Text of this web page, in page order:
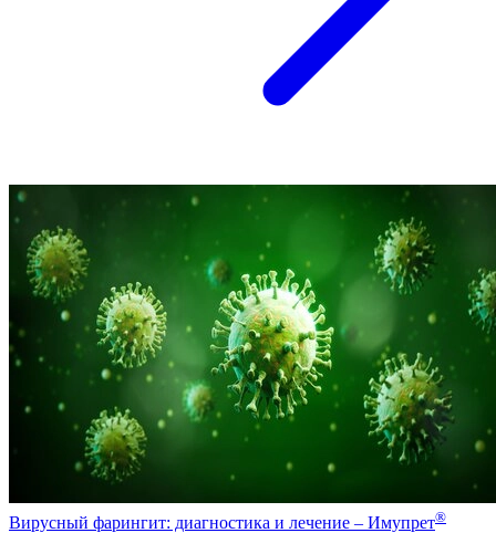
Вирусный фарингит: диагностика и лечение – Имупрет®